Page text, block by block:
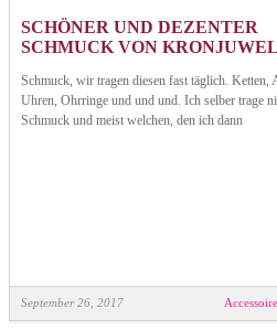
SCHÖNER UND DEZENTER
SCHMUCK VON
Schmuck, wir tragen diesen fast täglich. Ketten,
Uhren, Ohrringe und und und. Ich selber trage
Schmuck und meist welchen, den ich dann
September 26, 2017